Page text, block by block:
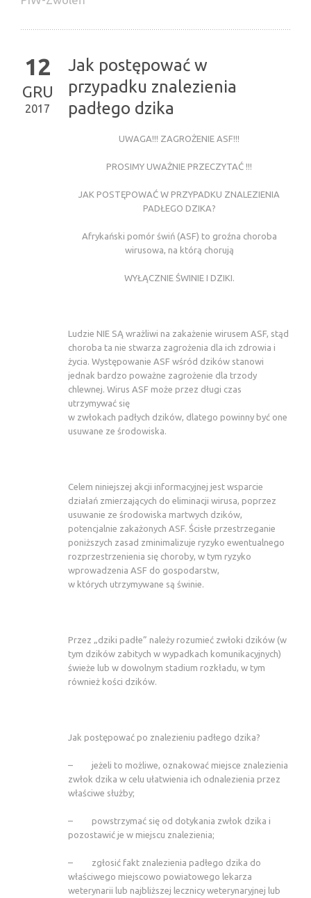
12
GRU
2017
Jak postępować w
przypadku znalezienia
padłego dzika
UWAGA!!! ZAGROŻENIE ASF!!!
PROSIMY UWAŻNIE PRZECZYTAĆ !!!
JAK POSTĘPOWAĆ W PRZYPADKU ZNALEZIENIA
PADŁEGO DZIKA?
Afrykański pomór świń (ASF) to groźna choroba
wirusowa, na którą chorują
WYŁĄCZNIE ŚWINIE I DZIKI.
Ludzie NIE SĄ wrażliwi na zakażenie wirusem ASF, stąd
choroba ta nie stwarza zagrożenia dla ich zdrowia i
życia. Występowanie ASF wśród dzików stanowi
jednak bardzo poważne zagrożenie dla trzody
chlewnej. Wirus ASF może przez długi czas
utrzymywać się
w zwłokach padłych dzików, dlatego powinny być one
usuwane ze środowiska.
Celem niniejszej akcji informacyjnej jest wsparcie
działań zmierzających do eliminacji wirusa, poprzez
usuwanie ze środowiska martwych dzików,
potencjalnie zakażonych ASF. Ścisłe przestrzeganie
poniższych zasad zminimalizuje ryzyko ewentualnego
rozprzestrzenienia się choroby, w tym ryzyko
wprowadzenia ASF do gospodarstw,
w których utrzymywane są świnie.
Przez „dziki padłe” należy rozumieć zwłoki dzików (w
tym dzików zabitych w wypadkach komunikacyjnych)
świeże lub w dowolnym stadium rozkładu, w tym
również kości dzików.
Jak postępować po znalezieniu padłego dzika?
– jeżeli to możliwe, oznakować miejsce znalezienia
zwłok dzika w celu ułatwienia ich odnalezienia przez
właściwe służby;
– powstrzymać się od dotykania zwłok dzika i
pozostawić je w miejscu znalezienia;
– zgłosić fakt znalezienia padłego dzika do
właściwego miejscowo powiatowego lekarza
weterynarii lub najbliższej lecznicy weterynaryjnej lub